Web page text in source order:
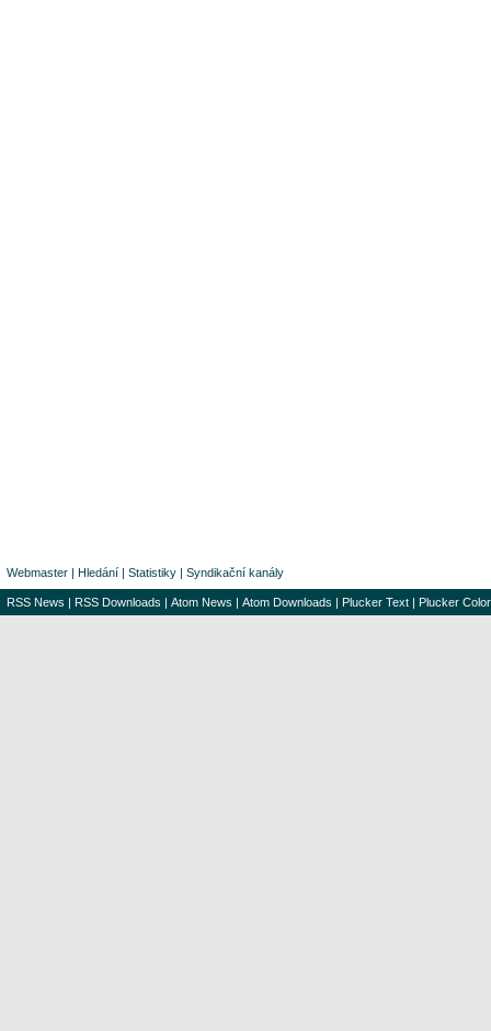
Webmaster | Hledání | Statistiky | Syndikační kanály
RSS News | RSS Downloads | Atom News | Atom Downloads | Plucker Text | Plucker Color